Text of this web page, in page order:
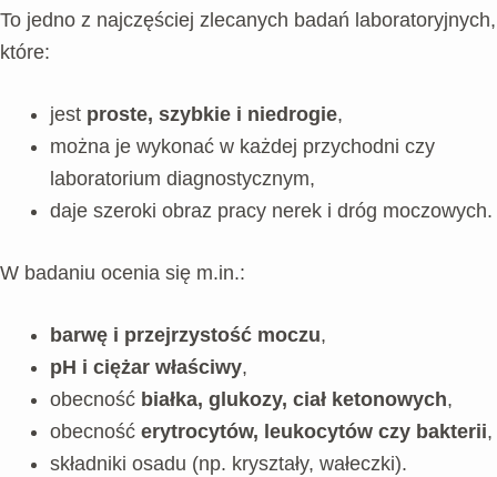
To jedno z najczęściej zlecanych badań laboratoryjnych,
które:
jest proste, szybkie i niedrogie,
można je wykonać w każdej przychodni czy
laboratorium diagnostycznym,
daje szeroki obraz pracy nerek i dróg moczowych.
W badaniu ocenia się m.in.:
barwę i przejrzystość moczu,
pH i ciężar właściwy,
obecność białka, glukozy, ciał ketonowych,
obecność erytrocytów, leukocytów czy bakterii,
składniki osadu (np. kryształy, wałeczki).